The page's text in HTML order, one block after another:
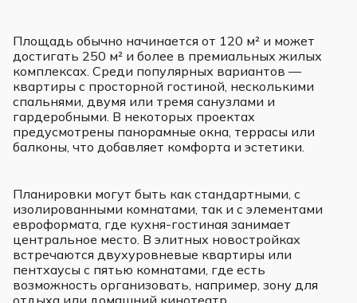
Площадь обычно начинается от 120 м² и может
достигать 250 м² и более в премиальных жилых
комплексах. Среди популярных вариантов —
квартиры с просторной гостиной, несколькими
спальнями, двумя или тремя санузлами и
гардеробными. В некоторых проектах
предусмотрены панорамные окна, террасы или
балконы, что добавляет комфорта и эстетики.
Планировки могут быть как стандартными, с
изолированными комнатами, так и с элементами
евроформата, где кухня-гостиная занимает
центральное место. В элитных новостройках
встречаются двухуровневые квартиры или
пентхаусы с пятью комнатами, где есть
возможность организовать, например, зону для
отдыха или домашний кинотеатр.